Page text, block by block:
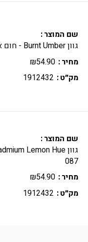
שם המוצר
גוון Burnt Umber - חום אמבר - 076
מחיר
₪54.90
מק״ט
1912432
שם המוצר
087
מחיר
₪54.90
מק״ט
1912432